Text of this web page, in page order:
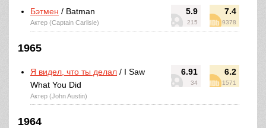
5.9
215
7.4
9378
Бэтмен / Batman
Актер (Captain Carlisle)
1965
6.91
34
6.2
1571
Я видел, что ты делал / I Saw
What You Did
Актер (John Austin)
1964